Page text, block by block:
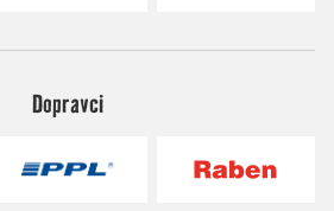
Dopravci